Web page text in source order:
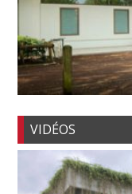
VIDÉOS